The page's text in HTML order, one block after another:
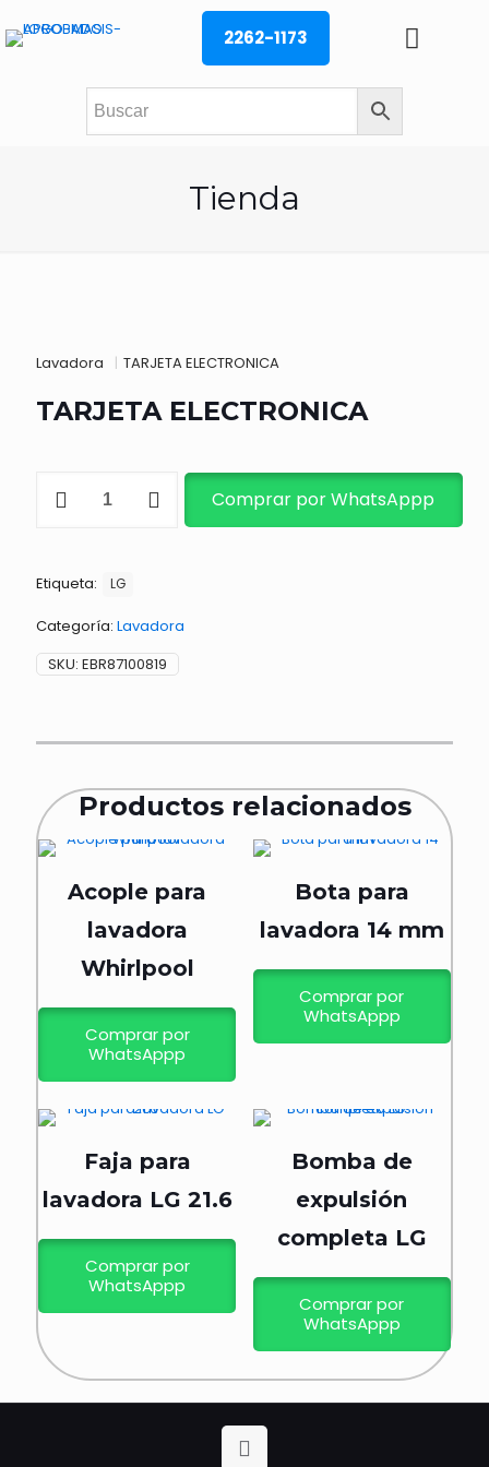
2262-1173
Tienda
Lavadora | TARJETA ELECTRONICA
TARJETA ELECTRONICA
ELECTRONICA
Comprar por WhatsAppp
Etiqueta: LG
Categoría: Lavadora
SKU: EBR87100819
Productos relacionados
Acople para
lavadora
Whirlpool
Comprar por
WhatsAppp
Bota para
lavadora 14 mm
Comprar por
WhatsAppp
Faja para
lavadora LG 21.6
Comprar por
WhatsAppp
Bomba de
expulsión
completa LG
Comprar por
WhatsAppp